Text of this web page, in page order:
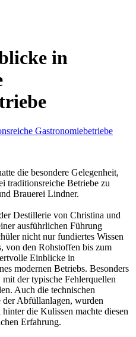
in
die besondere Gelegenheit,
traditionsreiche Betriebe zu
Brauerei Lindner.
Destillerie von Christina und
ausführlichen Führung
nicht nur fundiertes Wissen
von den Rohstoffen bis zum
Einblicke in
modernen Betriebs. Besonders
der typische Fehlerquellen
Auch die technischen
der Abfüllanlagen, wurden
die Kulissen machte diesen
Erfahrung.